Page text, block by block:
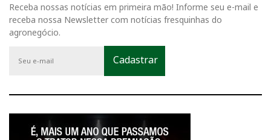
Receba nossas notícias em primeira mão! Informe seu e-mail e
receba nossa Newsletter com notícias fresquinhas do
agronegócio.